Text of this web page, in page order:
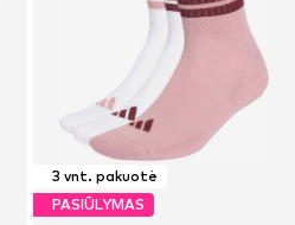
3 vnt. pakuotė
PASIŪLYMAS